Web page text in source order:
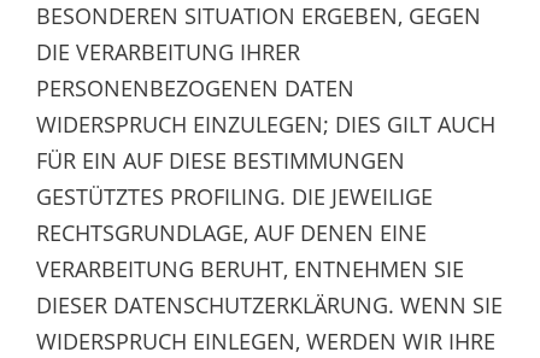
BESONDEREN SITUATION ERGEBEN, GEGEN
DIE VERARBEITUNG IHRER
PERSONENBEZOGENEN DATEN
WIDERSPRUCH EINZULEGEN; DIES GILT AUCH
FÜR EIN AUF DIESE BESTIMMUNGEN
GESTÜTZTES PROFILING. DIE JEWEILIGE
RECHTSGRUNDLAGE, AUF DENEN EINE
VERARBEITUNG BERUHT, ENTNEHMEN SIE
DIESER DATENSCHUTZERKLÄRUNG. WENN SIE
WIDERSPRUCH EINLEGEN, WERDEN WIR IHRE